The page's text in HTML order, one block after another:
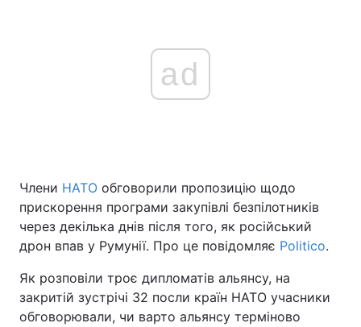
Головна Війна
Україна Політика
Економіка Світ
Спорт Наука
ad
Члени НАТО обговорили пропозицію щодо
прискорення програми закупівлі безпілотників
через декілька днів після того, як російський
дрон впав у Румунії. Про це повідомляє Politico.
Як розповіли троє дипломатів альянсу, на
закритій зустрічі 32 посли країн НАТО учасники
обговорювали, чи варто альянсу терміново